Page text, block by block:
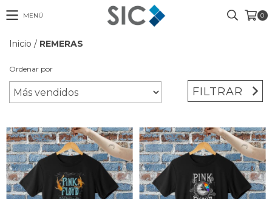
MENÚ 0
Inicio / REMERAS
Ordenar por
FILTRAR